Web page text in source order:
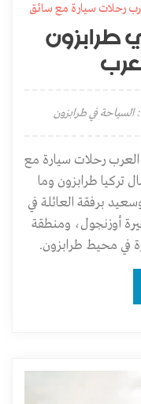
رحلات سيارة مع سائق
طرابزون
السياحة في طرابزون
العرب رحلات سيارة مع
تركيا طرابزون وما
برفقة العائلة في
أوزنجول، ومنطقة
في محيط طرابزون.